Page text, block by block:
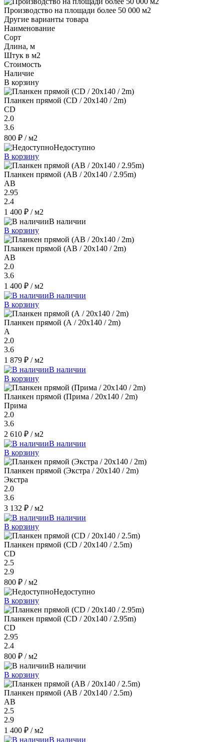
Производство на площади более 50 000 м2
Другие варианты товара
Наименование
Сорт
Длина, м
Штук в м2
Стоимость
Наличие
В корзину
Планкен прямой (CD / 20х140 / 2m)
CD
2.0
3.6
800 ₽ / м2
Недоступно
В корзину
Планкен прямой (AB / 20х140 / 2.95m)
AB
2.95
2.4
1 400 ₽ / м2
В наличии
В корзину
Планкен прямой (AB / 20х140 / 2m)
AB
2.0
3.6
1 400 ₽ / м2
В наличии
В корзину
Планкен прямой (А / 20х140 / 2m)
A
2.0
3.6
1 879 ₽ / м2
В наличии
В корзину
Планкен прямой (Прима / 20х140 / 2m)
Прима
2.0
3.6
2 610 ₽ / м2
В наличии
В корзину
Планкен прямой (Экстра / 20х140 / 2m)
Экстра
2.0
3.6
3 132 ₽ / м2
В наличии
В корзину
Планкен прямой (CD / 20х140 / 2.5m)
CD
2.5
2.9
800 ₽ / м2
Недоступно
В корзину
Планкен прямой (CD / 20х140 / 2.95m)
CD
2.95
2.4
800 ₽ / м2
В наличии
В корзину
Планкен прямой (AB / 20х140 / 2.5m)
AB
2.5
2.9
1 400 ₽ / м2
В наличии